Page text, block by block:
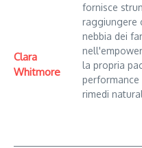
Clara
Whitmore
fornisce
raggiungere
nebbia dei
la propria
rimedi